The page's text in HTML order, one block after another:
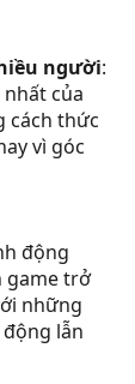
người:
của
cách thức
vì góc
động
game trở
những
lẫn